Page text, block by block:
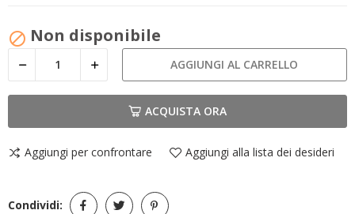
 Non disponibile
AGGIUNGI AL CARRELLO
ACQUISTA ORA
Aggiungi per confrontare Aggiungi alla lista dei desideri
Condividi: